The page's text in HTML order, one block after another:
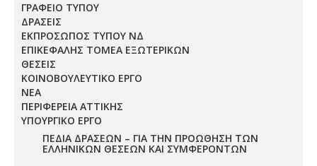
ΓΡΑΦΕΙΟ ΤΥΠΟΥ
ΔΡΑΣΕΙΣ
ΕΚΠΡΟΣΩΠΟΣ ΤΥΠΟΥ ΝΔ
ΕΠΙΚΕΦΑΛΗΣ ΤΟΜΕΑ ΕΞΩΤΕΡΙΚΩΝ
ΘΕΣΕΙΣ
ΚΟΙΝΟΒΟΥΛΕΥΤΙΚΟ ΕΡΓΟ
ΝΕΑ
ΠΕΡΙΦΕΡΕΙΑ ΑΤΤΙΚΗΣ
ΥΠΟΥΡΓΙΚΟ ΕΡΓΟ
ΠΕΔΊΑ ΔΡΆΣΕΩΝ – ΓΙΑ ΤΗΝ ΠΡΟΏΘΗΣΗ ΤΩΝ
ΕΛΛΗΝΙΚΏΝ ΘΈΣΕΩΝ ΚΑΙ ΣΥΜΦΕΡΌΝΤΩΝ